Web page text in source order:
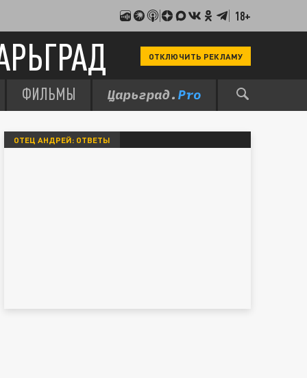
18+
ОТКЛЮЧИТЬ РЕКЛАМУ
ФИЛЬМЫ
ОТЕЦ АНДРЕЙ: ОТВЕТЫ